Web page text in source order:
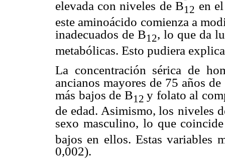
elevada con niveles de B12 en
este aminoácido comienza a
inadecuados de B12, lo que da
metabólicas. Esto pudiera
La concentración sérica de
ancianos mayores de 75 años
más bajos de B12y folato al
de edad. Asimismo, los niveles
sexo masculino, lo que
bajos en ellos. Estas variables
0,002).